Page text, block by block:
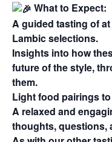
What to Expect:
A guided tasting of
Lambic selections.
Insights into how
future of the style,
them.
Light food pairings
A relaxed and
thoughts, questions,